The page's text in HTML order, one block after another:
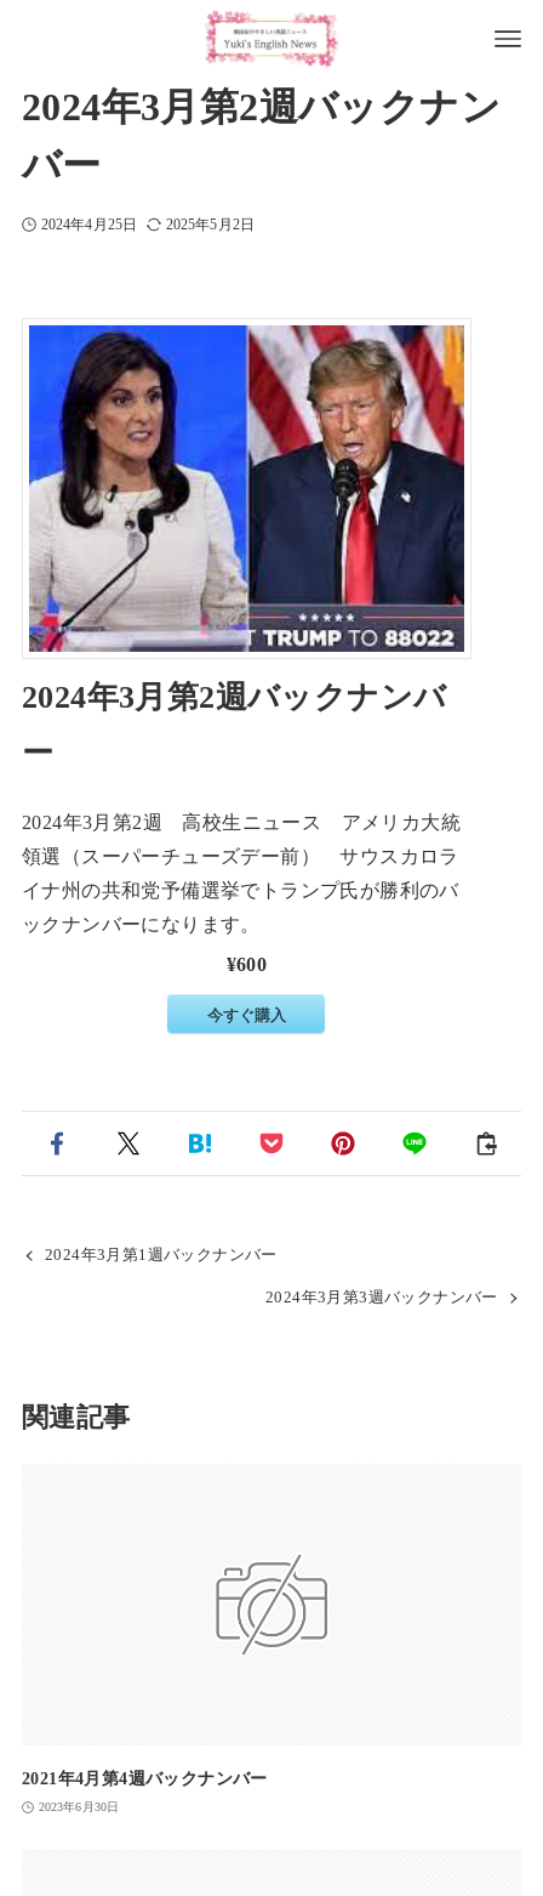
2024年3月第2週バックナン
バー
2024年4月25日 2025年5月2日
2024年3月第2週バックナンバ
ー
2024年3月第2週 高校生ニュース アメリカ大統
領選（スーパーチューズデー前） サウスカロラ
イナ州の共和党予備選挙でトランプ氏が勝利のバ
ックナンバーになります。
¥600
今すぐ購入
2024年3月第1週バックナンバー
2024年3月第3週バックナンバー
関連記事
2021年4月第4週バックナンバー
2023年6月30日